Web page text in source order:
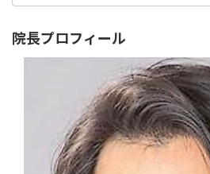
院長プロフィール